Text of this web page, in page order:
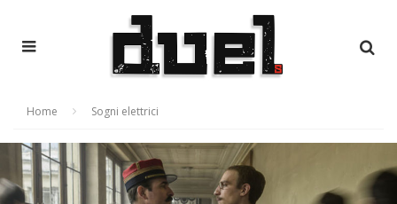
Home Sogni elettrici